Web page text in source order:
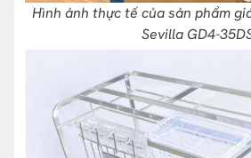
Hình ảnh thực tế của sản phẩm
Sevilla GD4-